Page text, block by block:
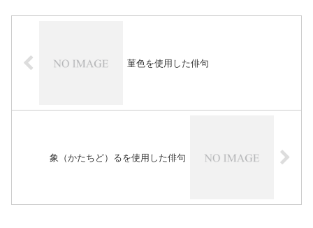
菫色を使用した俳句
象（かたちど）るを使用した俳句